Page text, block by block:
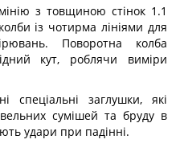
з товщиною стінок 1.1
із чотирма лініями для
Поворотна колба
кут, роблячи виміри
спеціальні заглушки, які
сумішей та бруду в
удари при падінні.